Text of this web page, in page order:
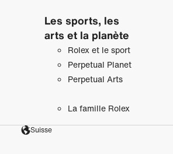
Les sports, les
arts et la planète
Rolex et le sport
Perpetual Planet
Perpetual Arts
La famille Rolex
Suisse